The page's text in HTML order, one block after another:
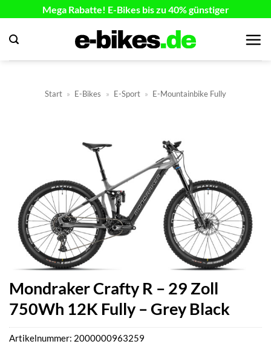
springen
Mega Rabatte! E-Bikes bis zu 40% günstiger
Start » E-Bikes » E-Sport » E-Mountainbike Fully
Mondraker Crafty R – 29 Zoll
750Wh 12K Fully – Grey Black
Artikelnummer: 2000000963259